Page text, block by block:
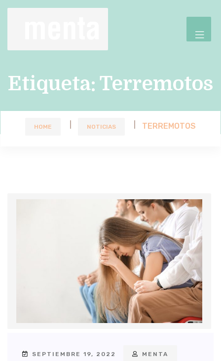
Etiqueta: Terremotos
HOME NOTICIAS TERREMOTOS
SEPTIEMBRE 19, 2022 MENTA